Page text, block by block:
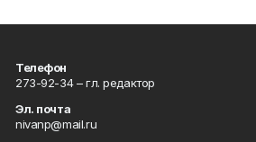
Телефон
273-92-34 – гл. редактор
Эл. почта
nivanp@mail.ru